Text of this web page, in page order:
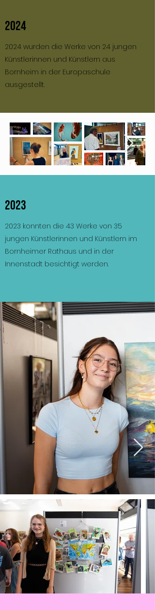
2024
2024 wurden die Werke von 24 jungen
Künstlerinnen und Künstlern aus
Bornheim in der Europaschule
ausgestellt.
2023
2023 konnten die 43 Werke von 35
jungen Künstlerinnen und Künstlern im
Bornheimer Rathaus und in der
Innenstadt besichtigt werden.